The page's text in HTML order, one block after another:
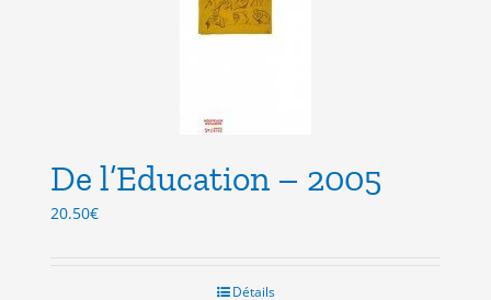
De l’Education – 2005
20.50€
Détails